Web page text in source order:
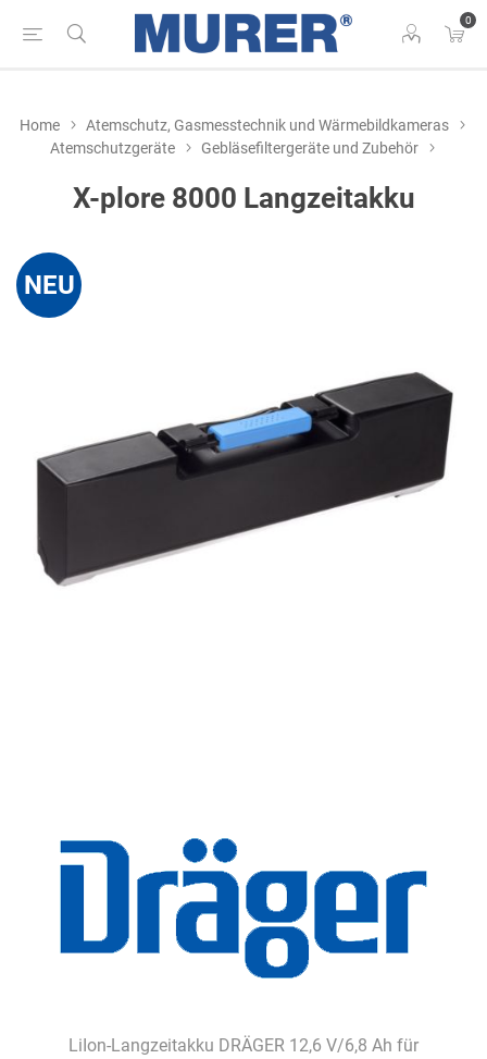
0
Home
Atemschutz, Gasmesstechnik und Wärmebildkameras
Atemschutzgeräte
Gebläsefiltergeräte und Zubehör
X-plore 8000 Langzeitakku
NEU
LiIon-Langzeitakku DRÄGER 12,6 V/6,8 Ah für